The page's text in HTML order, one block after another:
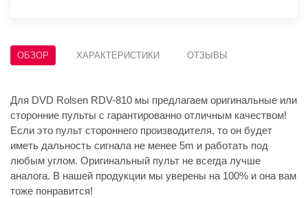
ОБЗОР ХАРАКТЕРИСТИКИ ОТЗЫВЫ
Для DVD Rolsen RDV-810 мы предлагаем оригинальные или
сторонние пульты с гарантированно отличным качеством!
Если это пульт стороннего производителя, то он будет
иметь дальность сигнала не менее 5m и работать под
любым углом. Оригинальный пульт не всегда лучше
аналога. В нашей продукции мы уверены на 100% и она вам
тоже понравится!